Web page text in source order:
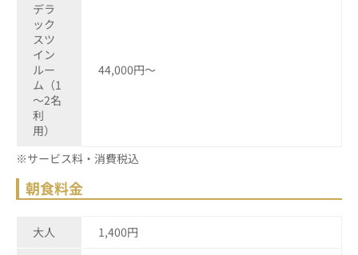
デラ
ック
スツ
イン
ルー
ム（1
～2名
利
用）
44,000円～
※サービス料・消費税込
朝食料金
大人
1,400円